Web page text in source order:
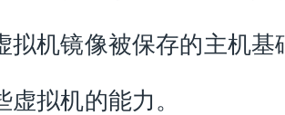
拟机镜像被保存的主机基
虚拟机的能力。